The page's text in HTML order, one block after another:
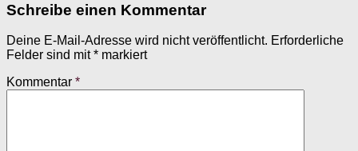
Schreibe einen Kommentar
Deine E-Mail-Adresse wird nicht veröffentlicht. Erforderliche
Felder sind mit* markiert
Kommentar *